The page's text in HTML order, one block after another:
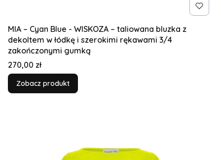
MIA – Cyan Blue - WISKOZA – taliowana bluzka z
dekoltem w łódkę i szerokimi rękawami 3/4
zakończonymi gumką
Cena
270,00 zł
Zobacz produkt